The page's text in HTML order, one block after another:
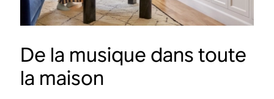
De la musique dans toute
la maison